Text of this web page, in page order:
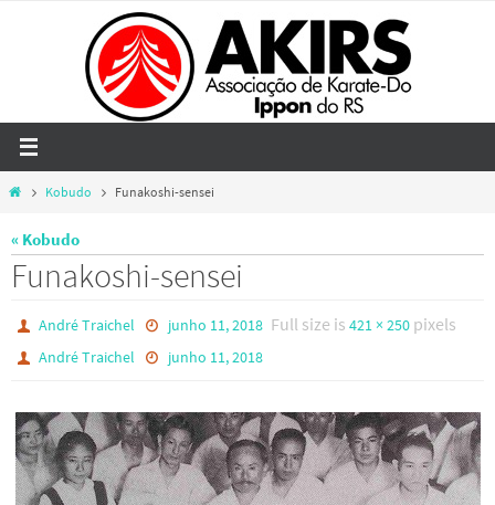
HomeKobudo Funakoshi-sensei
« Kobudo
Funakoshi-sensei
André Traichel junho 11, 2018 Full size is 421 × 250pixels
André Traichel junho 11, 2018